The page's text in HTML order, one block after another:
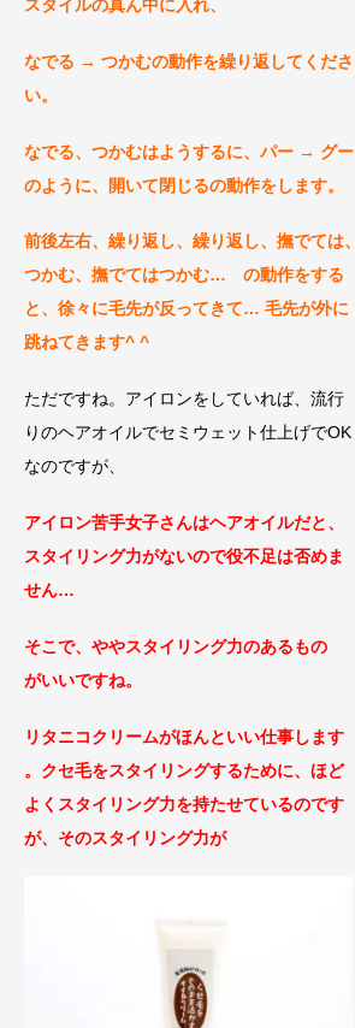
スタイルの真ん中に入れ、
なでる → つかむの動作を繰り返してくださ
い。
なでる、つかむはようするに、パー → グー
のように、開いて閉じるの動作をします。
前後左右、繰り返し、繰り返し、撫でては、
つかむ、撫でてはつかむ… の動作をする
と、徐々に毛先が反ってきて… 毛先が外に
跳ねてきます^ ^
ただですね。アイロンをしていれば、流行
りのヘアオイルでセミウェット仕上げでOK
なのですが、
アイロン苦手女子さんはヘアオイルだと、
スタイリング力がないので役不足は否めま
せん…
そこで、ややスタイリング力のあるもの
がいいですね。
リタニコクリームがほんといい仕事します
。クセ毛をスタイリングするために、ほど
よくスタイリング力を持たせているのです
が、そのスタイリング力が